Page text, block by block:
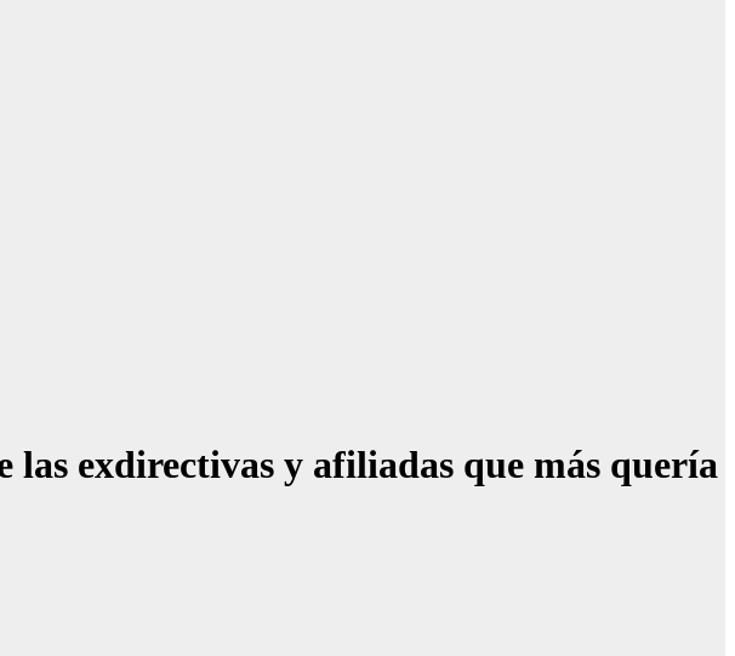
exdirectivas y afiliadas que más quería